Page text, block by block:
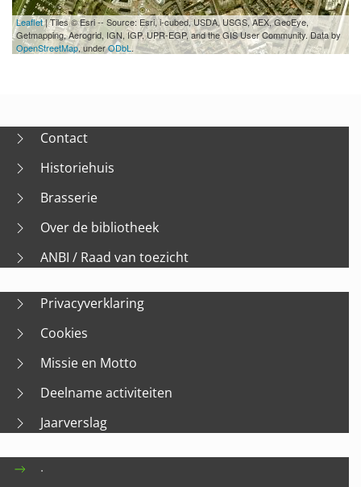
Leaflet| Tiles © Esri -- Source: Esri, i-cubed, USDA, USGS, AEX, GeoEye,
Getmapping, Aerogrid, IGN, IGP, UPR-EGP, and the GIS User Community. Data by
OpenStreetMap, underODbL.
Contact
Historiehuis
Brasserie
Over de bibliotheek
ANBI / Raad van toezicht
Privacyverklaring
Cookies
Missie en Motto
Deelname activiteiten
Jaarverslag
.